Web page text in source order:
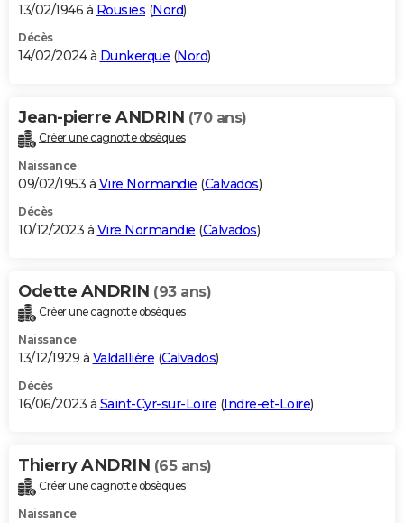
13/02/1946 à Rousies (Nord)
Décès
14/02/2024 à Dunkerque (Nord)
Jean-pierre ANDRIN (70 ans)
Créer une cagnotte obsèques
Naissance
09/02/1953 à Vire Normandie (Calvados)
Décès
10/12/2023 à Vire Normandie (Calvados)
Odette ANDRIN (93 ans)
Créer une cagnotte obsèques
Naissance
13/12/1929 à Valdallière (Calvados)
Décès
16/06/2023 à Saint-Cyr-sur-Loire (Indre-et-Loire)
Thierry ANDRIN (65 ans)
Créer une cagnotte obsèques
Naissance